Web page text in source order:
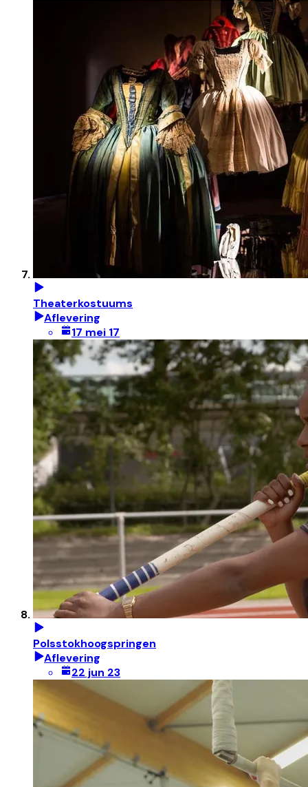
Theaterkostuums
Aflevering
17 mei 17
Polsstokhoogspringen
Aflevering
22 jun 23